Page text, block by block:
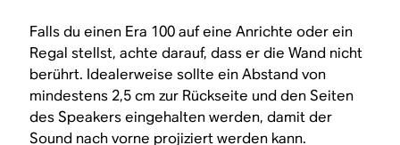
Falls du einen Era 100 auf eine Anrichte oder ein
Regal stellst, achte darauf, dass er die Wand nicht
berührt. Idealerweise sollte ein Abstand von
mindestens 2,5 cm zur Rückseite und den Seiten
des Speakers eingehalten werden, damit der
Sound nach vorne projiziert werden kann.